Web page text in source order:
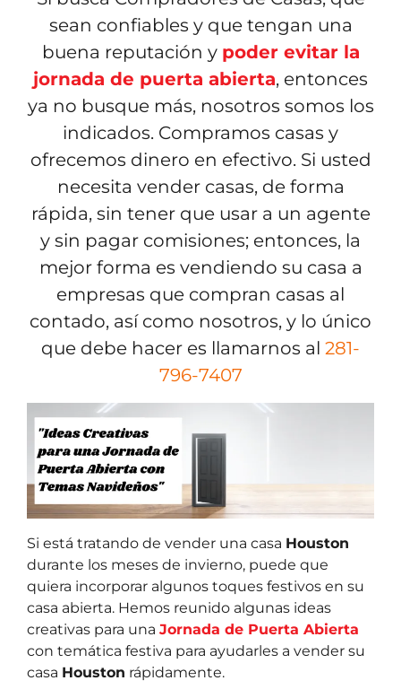
sean confiables y que tengan una
buena reputación y poder evitar la
jornada de puerta abierta, entonces
ya no busque más, nosotros somos los
indicados. Compramos casas y
ofrecemos dinero en efectivo. Si usted
necesita vender casas, de forma
rápida, sin tener que usar a un agente
y sin pagar comisiones; entonces, la
mejor forma es vendiendo su casa a
empresas que compran casas al
contado, así como nosotros, y lo único
que debe hacer es llamarnos al 281-
796-7407
Si está tratando de vender una casa Houston
durante los meses de invierno, puede que
quiera incorporar algunos toques festivos en su
casa abierta. Hemos reunido algunas ideas
creativas para una Jornada de Puerta Abierta
con temática festiva para ayudarles a vender su
casa Houston rápidamente.